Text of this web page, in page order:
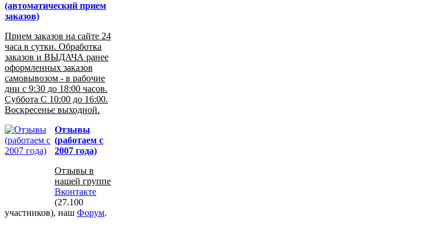
(автоматический прием
заказов)
Прием заказов на сайте 24
часа в сутки. Обработка
заказов и ВЫДАЧА ранее
оформленных заказов
самовывозом - в рабочие
дни с 9:30 до 18:00 часов.
Суббота С 10:00 до 16:00.
Воскресенье выходной.
Отзывы
(работаем с
2007 года)
Отзывы в
нашей группе
Вконтакте
(27.100
участников), наш Форум.